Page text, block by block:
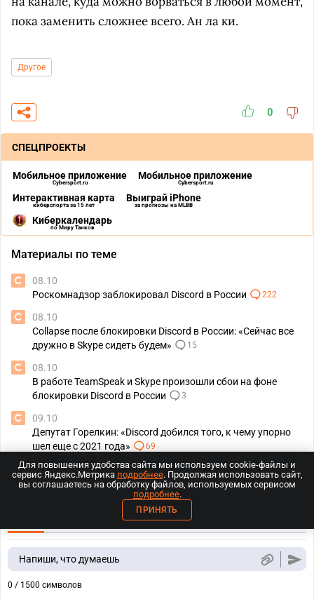
пока заменить сложнее всего. Ан ла ки.
Другое
0
СПЕЦПРОЕКТЫ
Мобильное приложение
Cybersport.ru
Мобильное приложение
Cybersport.ru
Интерактивная карта
киберспорта за 15 лет
Выиграй iPhone
за прогнозы на MLBB
Киберкалендарь
по Миру Танков
Материалы по теме
08.10
Роскомнадзор заблокировал Discord в России
222
08.10
Collapse после блокировки Discord в России: «Сейчас все
дружно в Skype сидеть будем»
15
08.10
В работе TeamSpeak и Skype произошли сбои на фоне
блокировки Discord в России
3
09.10
Депутат Горелкин: «Discord добился того, к чему упорно
шел еще с 2021 года»
69
ПО ПОПУЛЯРНОСТИ
Напиши, что думаешь
0 / 1500 символов
Для повышения удобства сайта мы используем cookie-файлы и
сервис Яндекс.Метрика подробнее. Продолжая использовать сайт,
вы соглашаетесь на обработку файлов, используемых сервисом
подробнее.
ПРИНЯТЬ